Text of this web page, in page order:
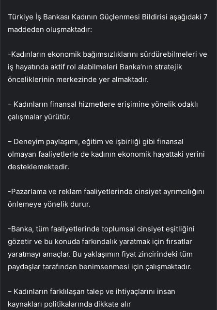
Türkiye İş Bankası Kadının Güçlenmesi Bildirisi aşağıdaki 7
maddeden oluşmaktadır:
-Kadınların ekonomik bağımsızlıklarını sürdürebilmeleri ve
iş hayatında aktif rol alabilmeleri Banka’nın stratejik
önceliklerinin merkezinde yer almaktadır.
– Kadınların finansal hizmetlere erişimine yönelik odaklı
çalışmalar yürütür.
– Deneyim paylaşımı, eğitim ve işbirliği gibi finansal
olmayan faaliyetlerle de kadının ekonomik hayattaki yerini
desteklemektedir.
-Pazarlama ve reklam faaliyetlerinde cinsiyet ayrımcılığını
önlemeye yönelik durur.
-Banka, tüm faaliyetlerinde toplumsal cinsiyet eşitliğini
gözetir ve bu konuda farkındalık yaratmak için fırsatlar
yaratmayı amaçlar. Bu yaklaşımın fiyat zincirindeki tüm
paydaşlar tarafından benimsenmesi için çalışmaktadır.
– Kadınların farklılaşan talep ve ihtiyaçlarını insan
kaynakları politikalarında dikkate alır